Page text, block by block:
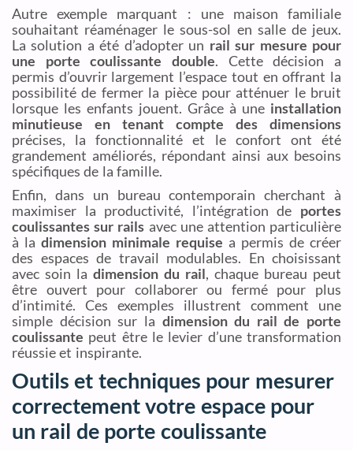
Autre exemple marquant : une maison familiale
souhaitant réaménager le sous-sol en salle de jeux.
La solution a été d’adopter un rail sur mesure pour
une porte coulissante double. Cette décision a
permis d’ouvrir largement l’espace tout en offrant la
possibilité de fermer la pièce pour atténuer le bruit
lorsque les enfants jouent. Grâce à une installation
minutieuse en tenant compte des dimensions
précises, la fonctionnalité et le confort ont été
grandement améliorés, répondant ainsi aux besoins
spécifiques de la famille.
Enfin, dans un bureau contemporain cherchant à
maximiser la productivité, l’intégration de portes
coulissantes sur rails avec une attention particulière
à la dimension minimale requise a permis de créer
des espaces de travail modulables. En choisissant
avec soin la dimension du rail, chaque bureau peut
être ouvert pour collaborer ou fermé pour plus
d’intimité. Ces exemples illustrent comment une
simple décision sur la dimension du rail de porte
coulissante peut être le levier d’une transformation
réussie et inspirante.
Outils et techniques pour mesurer
correctement votre espace pour
un rail de porte coulissante